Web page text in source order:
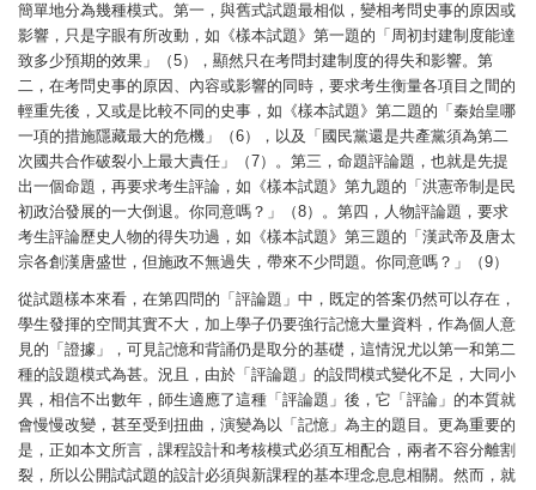
簡單地分為幾種模式。第一，與舊式試題最相似，變相考問史事的原因或
影響，只是字眼有所改動，如《樣本試題》第一題的「周初封建制度能達
致多少預期的效果」（5），顯然只在考問封建制度的得失和影響。第
二，在考問史事的原因、內容或影響的同時，要求考生衡量各項目之間的
輕重先後，又或是比較不同的史事，如《樣本試題》第二題的「秦始皇哪
一項的措施隱藏最大的危機」（6），以及「國民黨還是共產黨須為第二
次國共合作破裂小上最大責任」（7）。第三，命題評論題，也就是先提
出一個命題，再要求考生評論，如《樣本試題》第九題的「洪憲帝制是民
初政治發展的一大倒退。你同意嗎？」（8）。第四，人物評論題，要求
考生評論歷史人物的得失功過，如《樣本試題》第三題的「漢武帝及唐太
宗各創漢唐盛世，但施政不無過失，帶來不少問題。你同意嗎？」（9）
從試題樣本來看，在第四問的「評論題」中，既定的答案仍然可以存在，
學生發揮的空間其實不大，加上學子仍要強行記憶大量資料，作為個人意
見的「證據」，可見記憶和背誦仍是取分的基礎，這情況尤以第一和第二
種的設題模式為甚。況且，由於「評論題」的設問模式變化不足，大同小
異，相信不出數年，師生適應了這種「評論題」後，它「評論」的本質就
會慢慢改變，甚至受到扭曲，演變為以「記憶」為主的題目。更為重要的
是，正如本文所言，課程設計和考核模式必須互相配合，兩者不容分離割
裂，所以公開試試題的設計必須與新課程的基本理念息息相關。然而，就